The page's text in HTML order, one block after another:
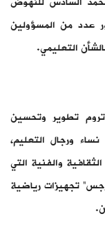
عدد من المسؤولين
التعليمي.
تطوير وتحسين
ورجال التعليم،
والفنية التي
تجهيزات رياضية